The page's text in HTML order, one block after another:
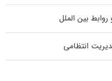
بین الملل
انتظامی